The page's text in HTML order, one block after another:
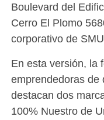
Boulevard del
Cerro El Plomo
corporativo de
En esta versión, la
emprendedoras de
destacan dos
100% Nuestro de